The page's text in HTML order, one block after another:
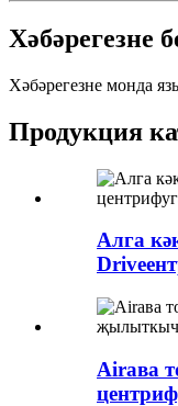
Хәбәрегезне
Хәбәрегезне монда
Продукция
Алга
Airава